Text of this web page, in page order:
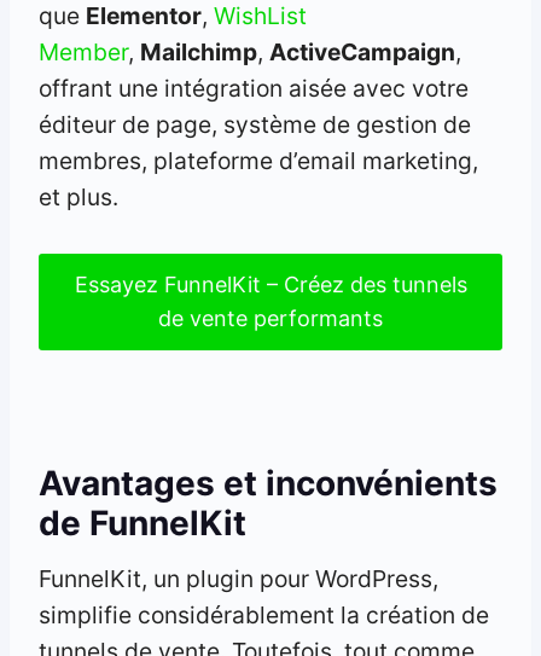
que Elementor, WishList
Member, Mailchimp, ActiveCampaign,
offrant une intégration aisée avec votre
éditeur de page, système de gestion de
membres, plateforme d’email marketing,
et plus.
Essayez FunnelKit – Créez des tunnels
de vente performants
Avantages et inconvénients
de FunnelKit
FunnelKit, un plugin pour WordPress,
simplifie considérablement la création de